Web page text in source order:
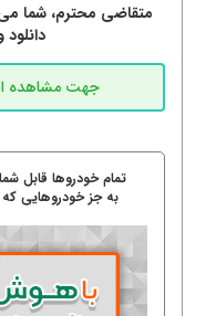
متقاضی محترم، شما می
تمام خودروها قابل
به جز خودروهایی